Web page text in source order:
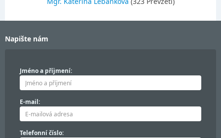
Napište nám
Jméno a příjmení:
E-mail:
Telefonní číslo: